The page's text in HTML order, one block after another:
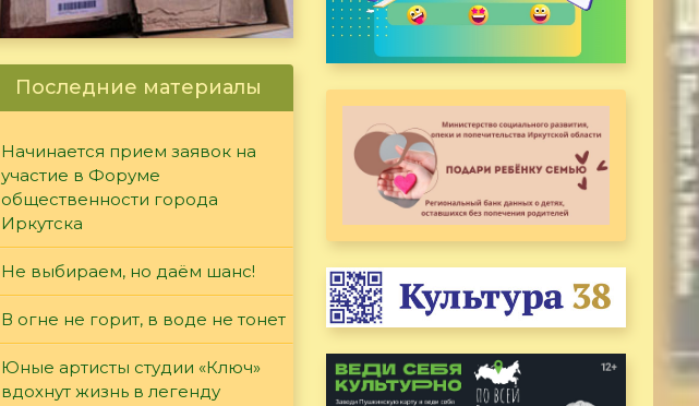
Последние материалы
Начинается прием заявок на
участие в Форуме
общественности города
Иркутска
Не выбираем, но даём шанс!
В огне не горит, в воде не тонет
Юные артисты студии «Ключ»
вдохнут жизнь в легенду